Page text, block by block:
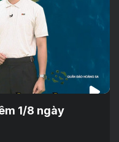
1/8 ngày